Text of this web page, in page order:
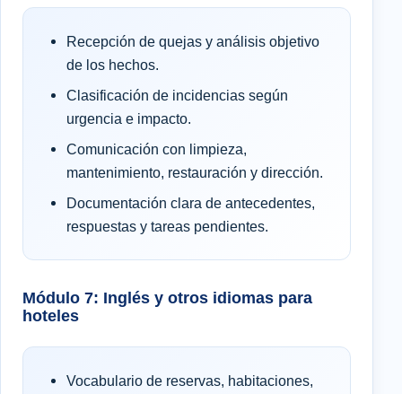
Recepción de quejas y análisis objetivo
de los hechos.
Clasificación de incidencias según
urgencia e impacto.
Comunicación con limpieza,
mantenimiento, restauración y dirección.
Documentación clara de antecedentes,
respuestas y tareas pendientes.
Módulo 7: Inglés y otros idiomas para
hoteles
Vocabulario de reservas, habitaciones,